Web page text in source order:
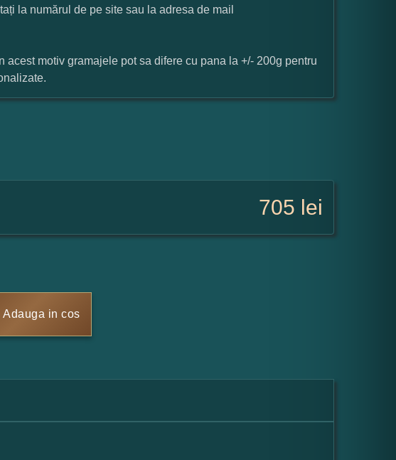
la numărul de pe site sau la adresa de mail
motiv gramajele pot sa difere cu pana la +/- 200g pentru
705 lei
Adauga in cos